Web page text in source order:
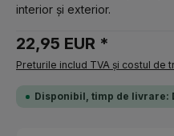
interior și exterior.
22,95 EUR *
Preturile includ TVA și costul de
Disponibil, timp de livrare: